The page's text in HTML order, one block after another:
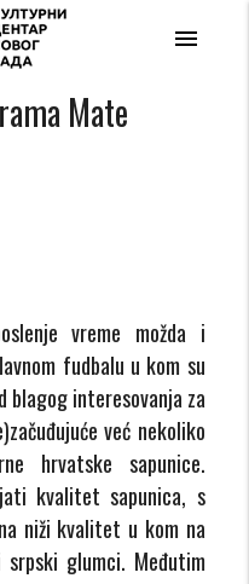
menu
Mate
vreme možda i
fudbalu u kom su
blagog interesovanja za
već nekoliko
hrvatske sapunice.
kvalitet sapunica, s
niži kvalitet u kom na
glumci. Međutim